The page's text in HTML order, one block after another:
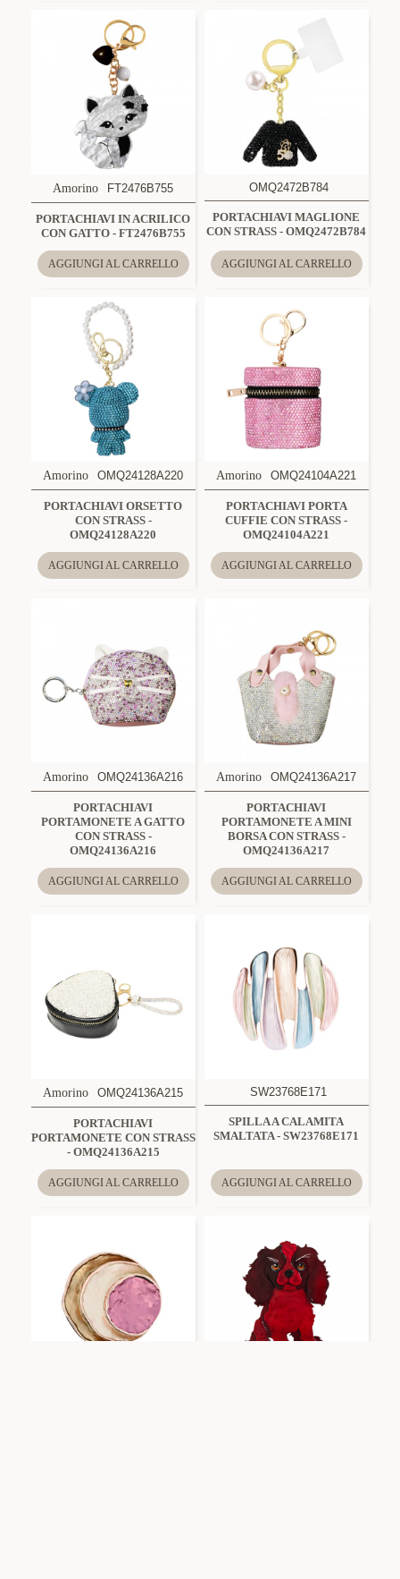
Amorino FT2476B755
PORTACHIAVI IN ACRILICO
CON GATTO - FT2476B755
AGGIUNGI AL CARRELLO
OMQ2472B784
PORTACHIAVI MAGLIONE
CON STRASS - OMQ2472B784
AGGIUNGI AL CARRELLO
Amorino OMQ24128A220
PORTACHIAVI ORSETTO
CON STRASS -
OMQ24128A220
AGGIUNGI AL CARRELLO
Amorino OMQ24104A221
PORTACHIAVI PORTA
CUFFIE CON STRASS -
OMQ24104A221
AGGIUNGI AL CARRELLO
Amorino OMQ24136A216
PORTACHIAVI
PORTAMONETE A GATTO
CON STRASS -
OMQ24136A216
AGGIUNGI AL CARRELLO
Amorino OMQ24136A217
PORTACHIAVI
PORTAMONETE A MINI
BORSA CON STRASS -
OMQ24136A217
AGGIUNGI AL CARRELLO
Amorino OMQ24136A215
PORTACHIAVI
PORTAMONETE CON STRASS
- OMQ24136A215
AGGIUNGI AL CARRELLO
SW23768E171
SPILLA A CALAMITA
SMALTATA - SW23768E171
AGGIUNGI AL CARRELLO